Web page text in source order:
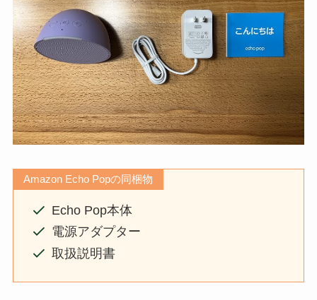
Amazon Echo Popの同梱物
Echo Pop本体
電源アダプター
取扱説明書